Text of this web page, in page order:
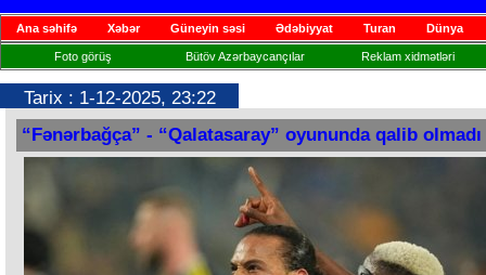
Ana səhifə Xəbər Güneyin səsi Ədəbiyyat Turan Dünya
Foto görüş Bütöv Azərbaycançılar Reklam xidmətləri
Tarix : 1-12-2025, 23:22
“Fənərbağça” - “Qalatasaray” oyununda qalib olmadı